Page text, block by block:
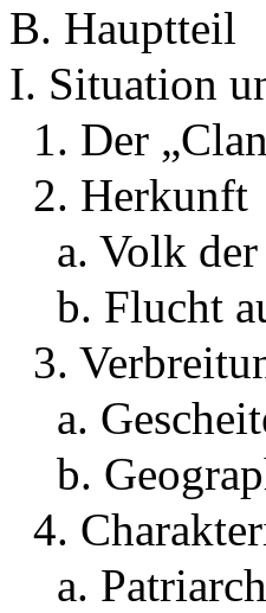
B. Hauptteil
I. Situation
1. Der
2. Herkunft
a. Volk
b. Flucht
3.
a.
b.
4.
a.